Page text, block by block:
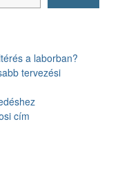
a laborban?
tervezési
cím